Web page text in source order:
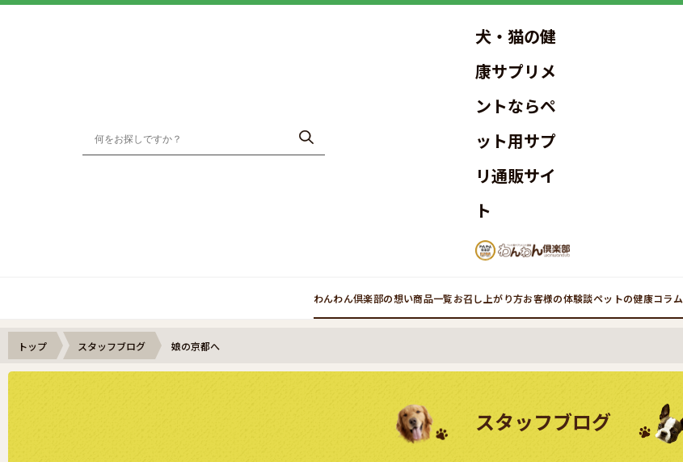
犬・猫の健
康サプリメ
ントならペ
ット用サプ
リ通販サイ
ト
わんわん倶楽部の想い商品一覧お召し上がり方お客様の体験談ペットの健康コラム
トップ スタッフブログ 娘の京都へ
スタッフブログ